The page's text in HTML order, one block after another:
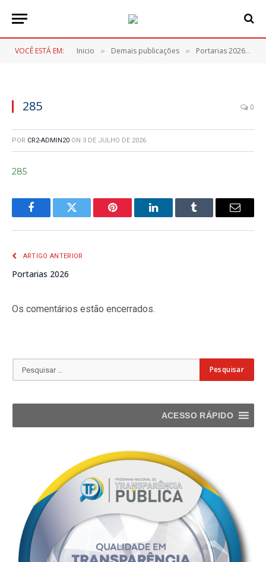
VOCÊ ESTÁ EM: Inicio » Demais publicações » Portarias 2026
285 0
POR CR2-ADMIN20 ON 3 DE JULHO DE 2026
285
FacebookTwitter Pinterest LinkedInTumblr
E-
ARTIGO ANTERIOR
Portarias 2026
Os comentários estão encerrados.
ACESSO RÁPIDO